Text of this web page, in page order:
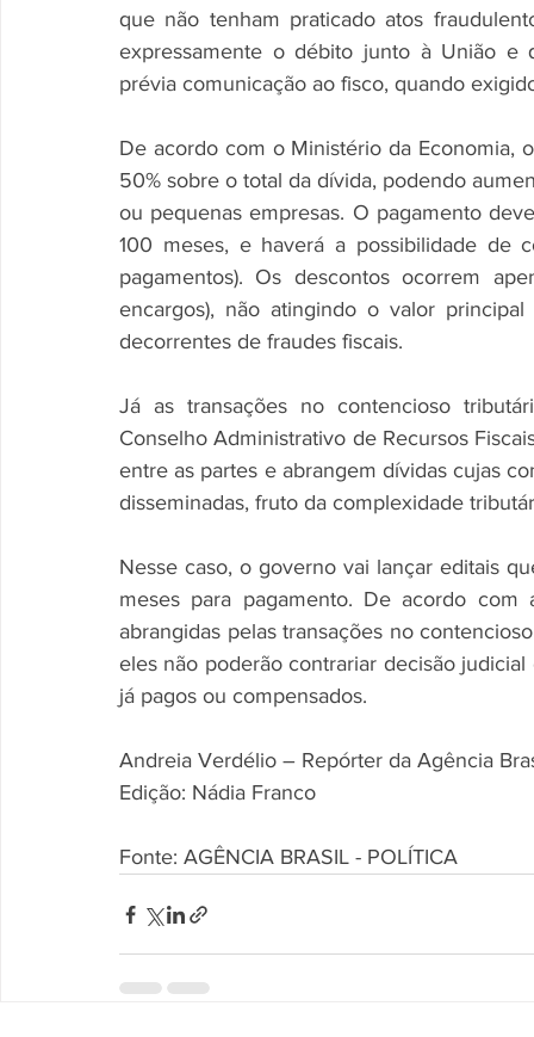
que não tenham praticado atos
expressamente o débito junto à União e
prévia comunicação ao fisco, quando
De acordo com o Ministério da Economia,
50% sobre o total da dívida, podendo
ou pequenas empresas. O pagamento
100 meses, e haverá a possibilidade de
pagamentos). Os descontos ocorrem
encargos), não atingindo o valor
decorrentes de fraudes fiscais.
Já as transações no contencioso
Conselho Administrativo de Recursos
entre as partes e abrangem dívidas cujas
disseminadas, fruto da complexidade
Nesse caso, o governo vai lançar editais
meses para pagamento. De acordo
abrangidas pelas transações no
eles não poderão contrariar decisão
já pagos ou compensados.
Andreia Verdélio – Repórter da Agência
Edição: Nádia Franco
Fonte: AGÊNCIA BRASIL - POLÍTICA